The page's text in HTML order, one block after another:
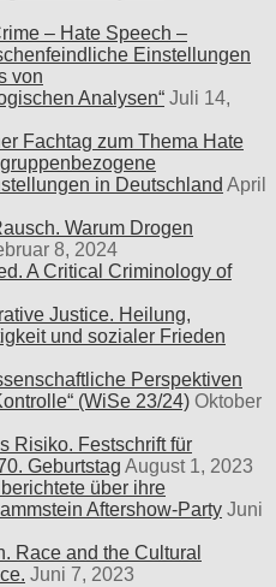
– Hate Speech –
Einstellungen
von
Analysen“ Juli 14,
Fachtag zum Thema Hate
in Deutschland April
Warum Drogen
8, 2024
A Critical Criminology of
Justice. Heilung,
und sozialer Frieden
Perspektiven
(WiSe 23/24) Oktober
Risiko. Festschrift für
Geburtstag August 1, 2023
über ihre
Aftershow-Party Juni
Race and the Cultural
Juni 7, 2023